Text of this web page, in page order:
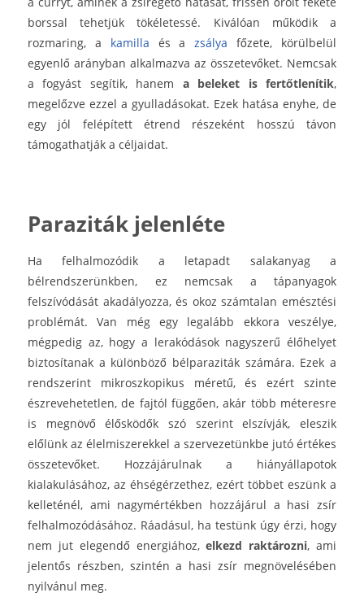
borssal tehetjük tökéletessé. Kiválóan működik a
rozmaring, a kamilla és azsálya főzete, körülbelül
egyenlő arányban alkalmazva az összetevőket. Nemcsak
a fogyást segítik, hanem a beleket is fertőtlenítik,
megelőzve ezzel a gyulladásokat. Ezek hatása enyhe, de
egy jól felépített étrend részeként hosszú távon
támogathatják a céljaidat.
Paraziták jelenléte
Ha felhalmozódik a letapadt salakanyag a
bélrendszerünkben, ez nemcsak a tápanyagok
felszívódását akadályozza, és okoz számtalan emésztési
problémát. Van még egy legalább ekkora veszélye,
mégpedig az, hogy a lerakódások nagyszerű élőhelyet
biztosítanak a különböző bélparaziták számára. Ezek a
rendszerint mikroszkopikus méretű, és ezért szinte
észrevehetetlen, de fajtól függően, akár több méteresre
is megnövő élősködők szó szerint elszívják, eleszik
előlünk az élelmiszerekkel a szervezetünkbe jutó értékes
összetevőket. Hozzájárulnak a hiányállapotok
kialakulásához, az éhségérzethez, ezért többet eszünk a
kelleténél, ami nagymértékben hozzájárul a hasi zsír
felhalmozódásához. Ráadásul, ha testünk úgy érzi, hogy
nem jut elegendő energiához,elkezd raktározni, ami
jelentős részben, szintén a hasi zsír megnövelésében
nyilvánul meg.